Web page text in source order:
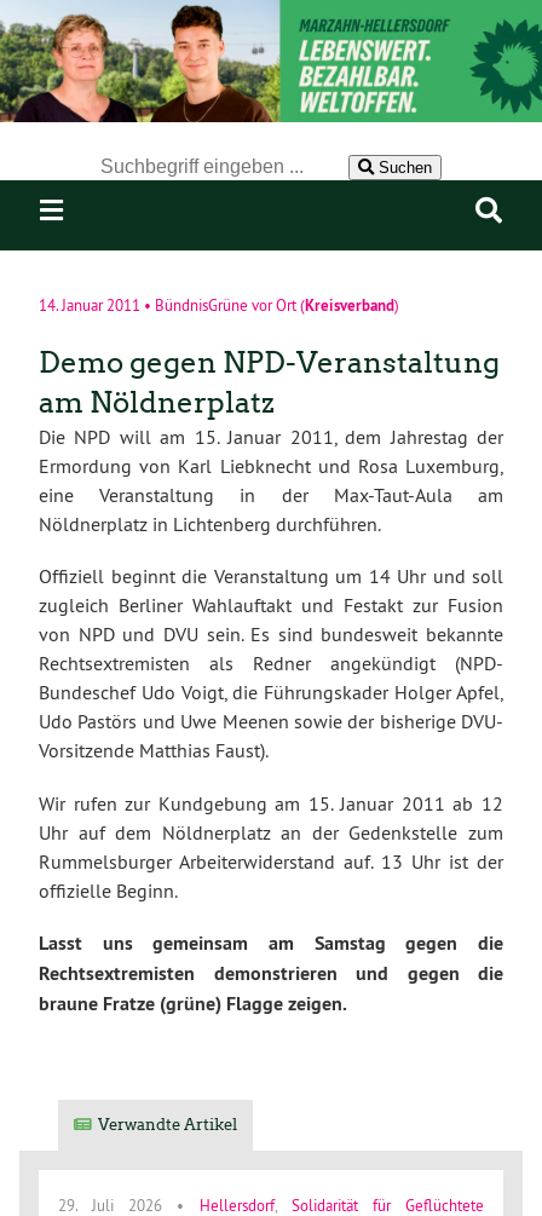
Suchen
14. Januar 2011 • BündnisGrüne vor Ort(Kreisverband)
Demo gegen NPD-Veranstaltung
am Nöldnerplatz
Die NPD will am 15. Januar 2011, dem Jahrestag der
Ermordung von Karl Liebknecht und Rosa Luxemburg,
eine Veranstaltung in der Max-Taut-Aula am
Nöldnerplatz in Lichtenberg durchführen.
Offiziell beginnt die Veranstaltung um 14 Uhr und soll
zugleich Berliner Wahlauftakt und Festakt zur Fusion
von NPD und DVU sein. Es sind bundesweit bekannte
Rechtsextremisten als Redner angekündigt (NPD-
Bundeschef Udo Voigt, die Führungskader Holger Apfel,
Udo Pastörs und Uwe Meenen sowie der bisherige DVU-
Vorsitzende Matthias Faust).
Wir rufen zur Kundgebung am 15. Januar 2011 ab 12
Uhr auf dem Nöldnerplatz an der Gedenkstelle zum
Rummelsburger Arbeiterwiderstand auf. 13 Uhr ist der
offizielle Beginn.
Lasst uns gemeinsam am Samstag gegen die
Rechtsextremisten demonstrieren und gegen die
braune Fratze (grüne) Flagge zeigen.
Verwandte Artikel
29. Juli 2026 • Hellersdorf, Solidarität für Geflüchtete